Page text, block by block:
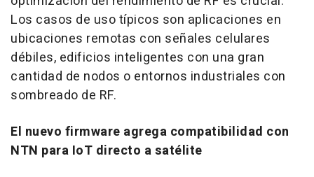
Los casos de uso típicos son aplicaciones en
ubicaciones remotas con señales celulares
débiles, edificios inteligentes con una gran
cantidad de nodos o entornos industriales con
sombreado de RF.
El nuevo firmware agrega compatibilidad con
NTN para IoT directo a satélite